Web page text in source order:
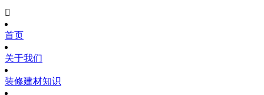

首页
关于我们
装修建材知识